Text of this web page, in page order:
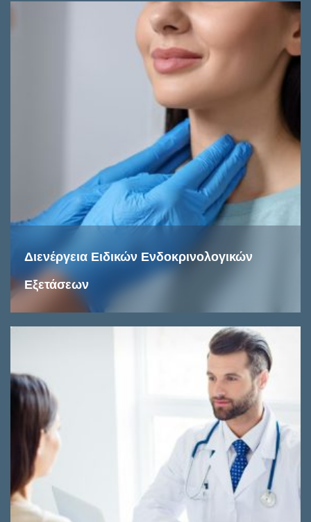
Διενέργεια Ειδικών Ενδοκρινολογικών
Εξετάσεων